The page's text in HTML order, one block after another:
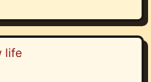
life